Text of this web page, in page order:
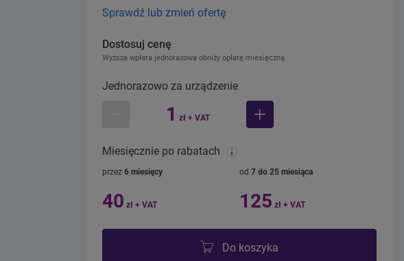
Sprawdź lub zmień ofertę
Dostosuj cenę
Wyższa wpłata jednorazowa obniży opłatę miesięczną
Jednorazowo za urządzenie
1 zł + VAT więcej
Miesięcznie po rabatach
przez 6 miesięcy od 7 do 25 miesiąca
40 zł + VAT 125 zł + VAT
Do koszyka